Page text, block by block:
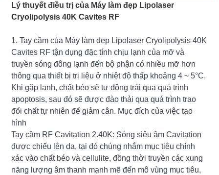
Lý thuyết điều trị của Máy làm đẹp Lipolaser
Cryolipolysis 40K Cavites RF
1. Tay cầm của Máy làm đẹp Lipolaser Cryolipolysis 40K
Cavites RF tận dụng đặc tính chịu lạnh của mỡ và
truyền sóng đông lạnh đến bộ phận có nhiều mỡ hơn
thông qua thiết bị trị liệu ở nhiệt độ thấp khoảng 4 ~ 5°C.
Khi gặp lạnh, chất béo sẽ tự động trải qua quá trình
apoptosis, sau đó sẽ được đào thải qua quá trình trao
đổi chất tự nhiên để giảm cân. Mục đích của việc tạo
hình
Tay cầm RF Cavitation 2.40K: Sóng siêu âm Cavitation
được chiếu lên da, tại đó chúng nhắm mục tiêu chính
xác vào chất béo và cellulite, đồng thời truyền các xung
năng lượng âm thanh mạnh mẽ đến mô vùng mục tiêu,